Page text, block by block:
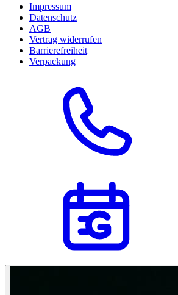
Impressum
Datenschutz
AGB
Vertrag widerrufen
Barrierefreiheit
Verpackung